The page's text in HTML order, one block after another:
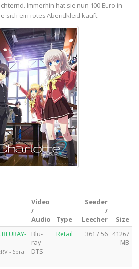
Immerhin hat sie nun 100 Euro in
sich ein rotes Abendkleid kauft.
Video
/
Audio
Type
Seeder
/
Leecher
Size
- Spra
Blu-
ray
DTS
Retail 361 / 56 41267
MB